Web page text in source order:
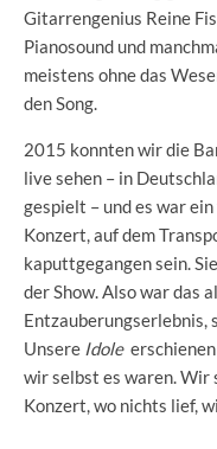
Gitarrengenius Reine
Pianosound und
meistens ohne das
den Song.
2015 konnten wir die
live sehen – in
gespielt – und es war
Konzert, auf dem
kaputtgegangen sein.
der Show. Also war das
Entzauberungserlebnis,
Unsere Idole
wir selbst es waren. Wir
Konzert, wo nichts lief,